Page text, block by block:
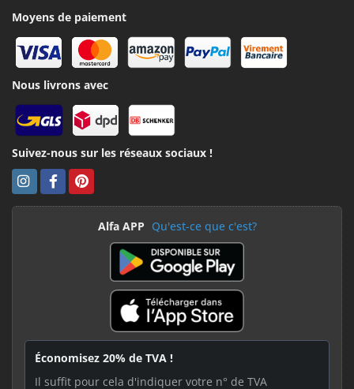
Moyens de paiement
Nous livrons avec
Suivez-nous sur les réseaux sociaux !
Alfa APP Qu'est-ce que c'est?
Économisez 20% de TVA !
Il suffit pour cela d'indiquer votre n° de TVA